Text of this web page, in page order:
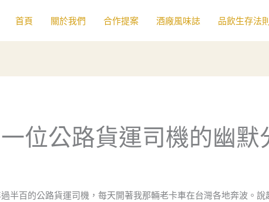
首頁 關於我們 合作提案 酒廠風味誌 品飲生存法
位公路貨運司機的幽默
半百的公路貨運司機，每天開著我那輛老卡車在台灣各地奔波。